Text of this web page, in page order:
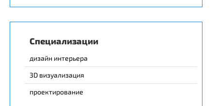
Специализации
дизайн интерьера
3D визуализация
проектирование